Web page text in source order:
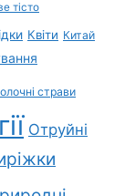
тісто
Квіти Китай
страви
Отруйні